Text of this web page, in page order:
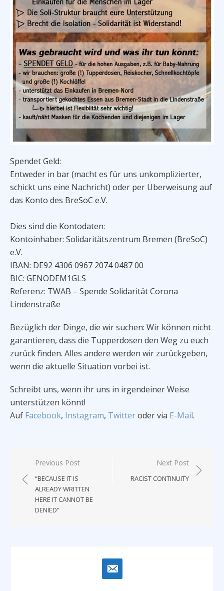
Spendet Geld:
Entweder in bar (macht es für uns unkomplizierter,
schickt uns eine Nachricht) oder per Überweisung auf
das Konto des BreSoC e.V.
Dies sind die Kontodaten:
Kontoinhaber: Solidaritätszentrum Bremen (BreSoC)
e.V.
IBAN: DE92 4306 0967 2074 0487 00
BIC: GENODEM1GLS
Referenz: TWAB – Spende Solidarität Corona
Lindenstraße
Bezüglich der Dinge, die wir suchen: Wir können nicht
garantieren, dass die Tupperdosen den Weg zu euch
zurück finden. Alles andere werden wir zurückgeben,
wenn die aktuelle Situation vorbei ist.
Schreibt uns, wenn ihr uns in irgendeiner Weise
unterstützen könnt!
Auf Facebook, Instagram, Twitteroder via E-Mail.
Post
navigation
Previous Post
“BECAUSE IT IS
ALREADY WRITTEN
HERE IT CANNOT BE
DENIED”
Next Post
RACIST CONTINUITY
email-
alt